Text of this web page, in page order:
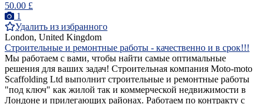
50.00 £
1
Удалить из избранного
London, United Kingdom
Строительные и ремонтные работы - качественно и в срок!!!
Мы работаем с вами, чтобы найти самые оптимальные
решения для ваших задач! Строительная компания Moto-moto
Scaffolding Ltd выполнит строительные и ремонтные работы
"под ключ" как жилой так и коммерческой недвижимости в
Лондоне и прилегающих районах. Работаем по контракту с